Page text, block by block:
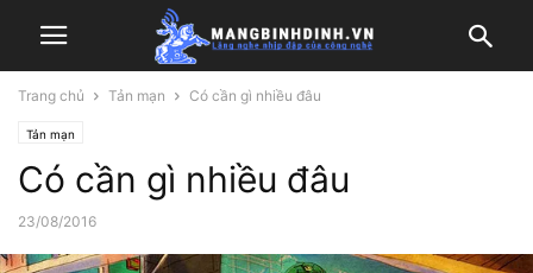
Trang chủ Tản mạn Có cần gì nhiều đâu
Tản mạn
Có cần gì nhiều đâu
23/08/2016